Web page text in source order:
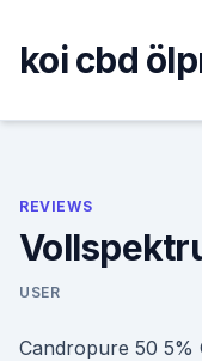
content
koi cbd
REVIEWS
USER
Candropure 50 5%